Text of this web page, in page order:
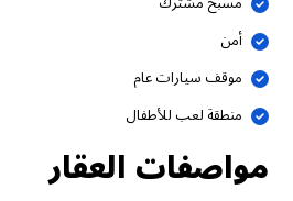
أمن
موقف سيارات عام
منطقة لعب للأطفال
مواصفات العقار